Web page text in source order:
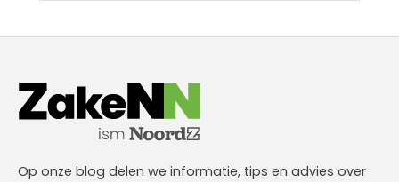
Op onze blog delen we informatie, tips en advies over